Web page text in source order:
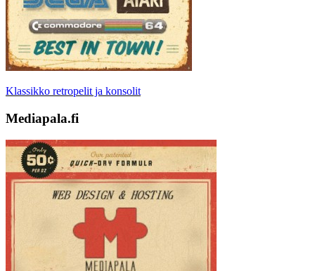
Klassikko retropelit ja konsolit
Mediapala.fi